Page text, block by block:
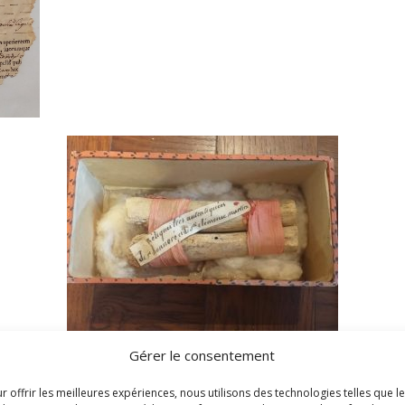
Gérer le consentement
offrir les meilleures expériences, nous utilisons des technologies telles que